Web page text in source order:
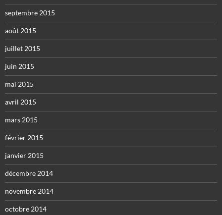
septembre 2015
août 2015
juillet 2015
juin 2015
mai 2015
avril 2015
mars 2015
février 2015
janvier 2015
décembre 2014
novembre 2014
octobre 2014